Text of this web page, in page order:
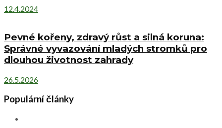
12.4.2024
Pevné kořeny, zdravý růst a silná koruna:
Správné vyvazování mladých stromků pro
dlouhou životnost zahrady
26.5.2026
Populární články